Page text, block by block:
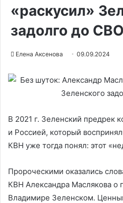
«раскусил»
задолго до СВО
Елена Аксенова 09.09.2024
В 2021 г. Зеленский предрек
и Россией, который
КВН уже тогда понял: этот
Пророческими оказались
КВН Александра Маслякова о
Владимире Зеленском.